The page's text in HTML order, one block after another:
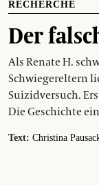
RECHERCHE
Der
Als Renate H.
Schwiegereltern
Suizidversuch.
Die Geschichte
Text: Christina